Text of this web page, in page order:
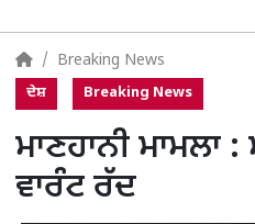
Breaking News
ਦੇਸ਼ Breaking News
ਮਾਣਹਾਨੀ ਮਾਮਲਾ
ਵਾਰੰਟ ਰੱਦ